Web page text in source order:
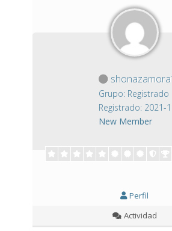
Grupo: Registrado
Registrado: 2021-
New Member
Perfil
Actividad